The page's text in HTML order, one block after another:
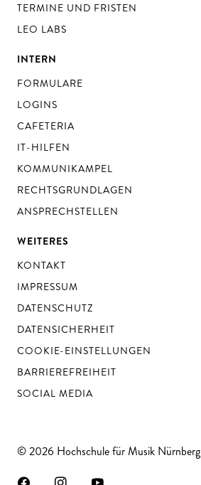
TERMINE UND FRISTEN
LEO LABS
INTERN
FORMULARE
LOGINS
CAFETERIA
IT-HILFEN
KOMMUNIKAMPEL
RECHTSGRUNDLAGEN
ANSPRECHSTELLEN
WEITERES
KONTAKT
IMPRESSUM
DATENSCHUTZ
DATENSICHERHEIT
COOKIE-EINSTELLUNGEN
BARRIEREFREIHEIT
SOCIAL MEDIA
© 2026 Hochschule für Musik Nürnberg